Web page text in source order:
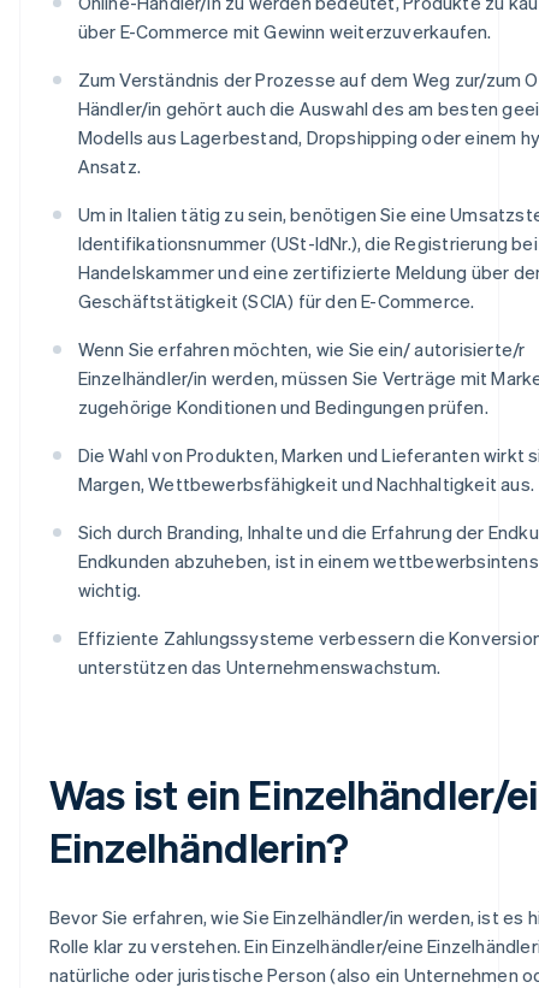
über E-Commerce mit Gewinn weiterzuverkaufen.
Zum Verständnis der Prozesse auf dem Weg zur/zum
Händler/in gehört auch die Auswahl des am besten
Modells aus Lagerbestand, Dropshipping oder einem
Ansatz.
Um in Italien tätig zu sein, benötigen Sie eine
Identifikationsnummer (USt-IdNr.), die Registrierung
Handelskammer und eine zertifizierte Meldung über
Geschäftstätigkeit (SCIA) für den E-Commerce.
Wenn Sie erfahren möchten, wie Sie ein/ autorisierte/r
Einzelhändler/in werden, müssen Sie Verträge mit
zugehörige Konditionen und Bedingungen prüfen.
Die Wahl von Produkten, Marken und Lieferanten wirkt
Margen, Wettbewerbsfähigkeit und Nachhaltigkeit aus.
Sich durch Branding, Inhalte und die Erfahrung der
Endkunden abzuheben, ist in einem
wichtig.
Effiziente Zahlungssysteme verbessern die
unterstützen das Unternehmenswachstum.
Was ist ein Einzelhändler/
Einzelhändlerin?
Bevor Sie erfahren, wie Sie Einzelhändler/in werden, ist es
Rolle klar zu verstehen. Ein Einzelhändler/eine
natürliche oder juristische Person (also ein Unternehmen